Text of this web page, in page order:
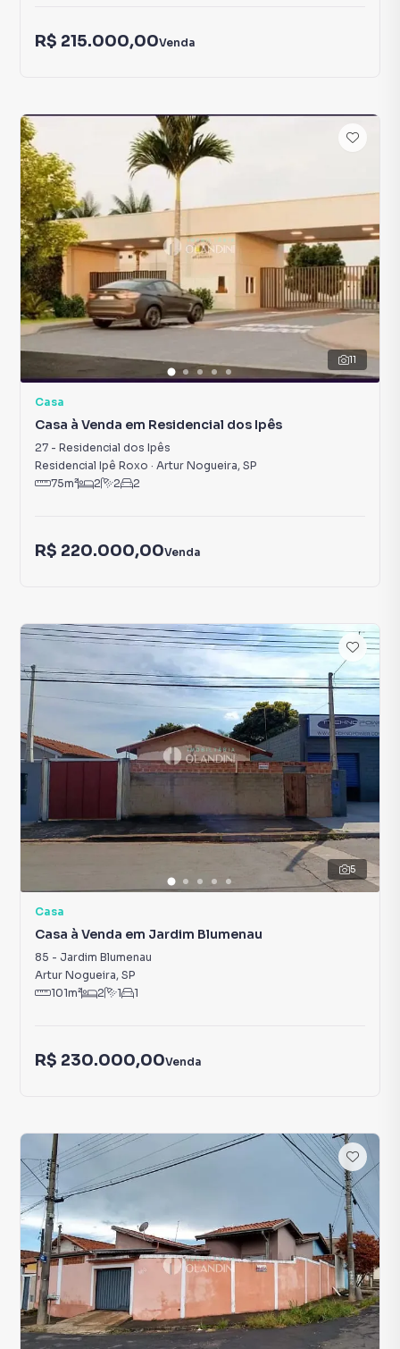
R$ 215.000,00Venda
11
Casa
Casa à Venda em Residencial dos Ipês
27 - Residencial dos Ipês
Residencial Ipê Roxo · Artur Nogueira, SP
75m² 2 2 2
R$ 220.000,00Venda
5
Casa
Casa à Venda em Jardim Blumenau
85 - Jardim Blumenau
Artur Nogueira, SP
101m² 2 1 1
R$ 230.000,00Venda